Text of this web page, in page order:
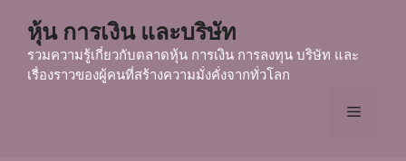
content
หุ้น การเงิน และบริษัท
รวมความรู้เกี่ยวกับตลาดหุ้น การเงิน การลงทุน บริษัท และ
เรื่องราวของผู้คนที่สร้างความมั่งคั่งจากทั่วโลก
Menu